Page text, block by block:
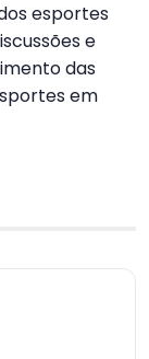
esportes
e
das
em